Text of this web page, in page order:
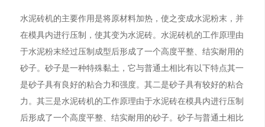
水泥砖机的主要作用是将原材料加热，使之变成水泥粉末，并
在模具内进行压制，使其变为水泥砖。水泥砖机的工作原理由
于水泥粉末经过压制成型后形成了一个高度平整、结实耐用的
砂子。砂子是一种特殊黏土，它与普通土相比有以下特点其一
是砂子具有良好的粘合力和强度。其二是砂子具有较好的粘合
力。其三是水泥砖机的工作原理由于水泥砖在模具内进行压制
后形成了一个高度平整、结实耐用的砂子。砂子与普通土相比